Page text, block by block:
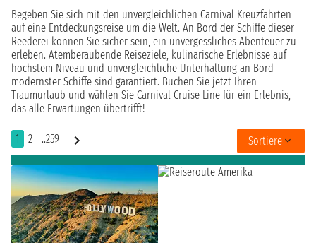
Begeben Sie sich mit den unvergleichlichen Carnival Kreuzfahrten
auf eine Entdeckungsreise um die Welt. An Bord der Schiffe dieser
Reederei können Sie sicher sein, ein unvergessliches Abenteuer zu
erleben. Atemberaubende Reiseziele, kulinarische Erlebnisse auf
höchstem Niveau und unvergleichliche Unterhaltung an Bord
modernster Schiffe sind garantiert. Buchen Sie jetzt Ihren
Traumurlaub und wählen Sie Carnival Cruise Line für ein Erlebnis,
das alle Erwartungen übertrifft!
1 2 ..259 Sortiere